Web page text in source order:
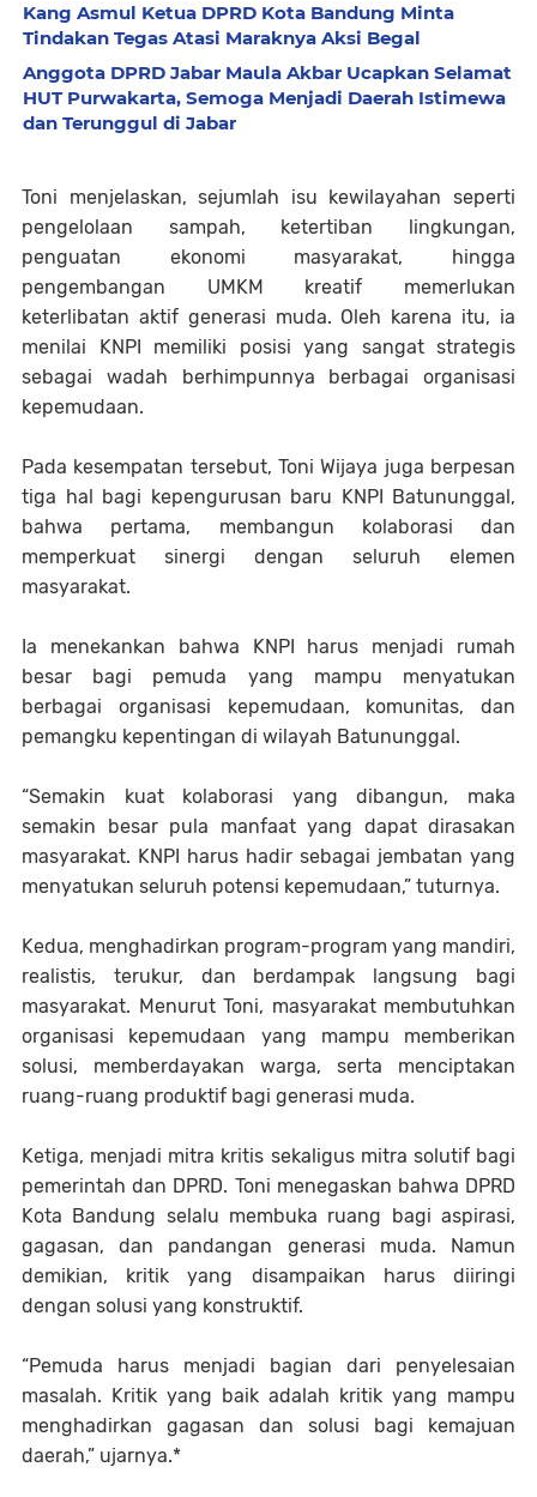
Kang Asmul Ketua DPRD Kota Bandung Minta
Tindakan Tegas Atasi Maraknya Aksi Begal
Anggota DPRD Jabar Maula Akbar Ucapkan Selamat
HUT Purwakarta, Semoga Menjadi Daerah Istimewa
dan Terunggul di Jabar
Toni menjelaskan, sejumlah isu kewilayahan seperti
pengelolaan sampah, ketertiban lingkungan,
penguatan ekonomi masyarakat, hingga
pengembangan UMKM kreatif memerlukan
keterlibatan aktif generasi muda. Oleh karena itu, ia
menilai KNPI memiliki posisi yang sangat strategis
sebagai wadah berhimpunnya berbagai organisasi
kepemudaan.
Pada kesempatan tersebut, Toni Wijaya juga berpesan
tiga hal bagi kepengurusan baru KNPI Batununggal,
bahwa pertama, membangun kolaborasi dan
memperkuat sinergi dengan seluruh elemen
masyarakat.
Ia menekankan bahwa KNPI harus menjadi rumah
besar bagi pemuda yang mampu menyatukan
berbagai organisasi kepemudaan, komunitas, dan
pemangku kepentingan di wilayah Batununggal.
“Semakin kuat kolaborasi yang dibangun, maka
semakin besar pula manfaat yang dapat dirasakan
masyarakat. KNPI harus hadir sebagai jembatan yang
menyatukan seluruh potensi kepemudaan,” tuturnya.
Kedua, menghadirkan program-program yang mandiri,
realistis, terukur, dan berdampak langsung bagi
masyarakat. Menurut Toni, masyarakat membutuhkan
organisasi kepemudaan yang mampu memberikan
solusi, memberdayakan warga, serta menciptakan
ruang-ruang produktif bagi generasi muda.
Ketiga, menjadi mitra kritis sekaligus mitra solutif bagi
pemerintah dan DPRD. Toni menegaskan bahwa DPRD
Kota Bandung selalu membuka ruang bagi aspirasi,
gagasan, dan pandangan generasi muda. Namun
demikian, kritik yang disampaikan harus diiringi
dengan solusi yang konstruktif.
“Pemuda harus menjadi bagian dari penyelesaian
masalah. Kritik yang baik adalah kritik yang mampu
menghadirkan gagasan dan solusi bagi kemajuan
daerah,” ujarnya.*